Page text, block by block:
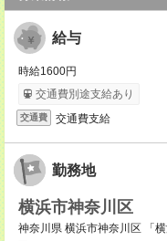
給与
時給1600円
交通費別途支給あり
交通費 交通費支給
勤務地
横浜市神奈川区
神奈川県 横浜市神奈川区 「